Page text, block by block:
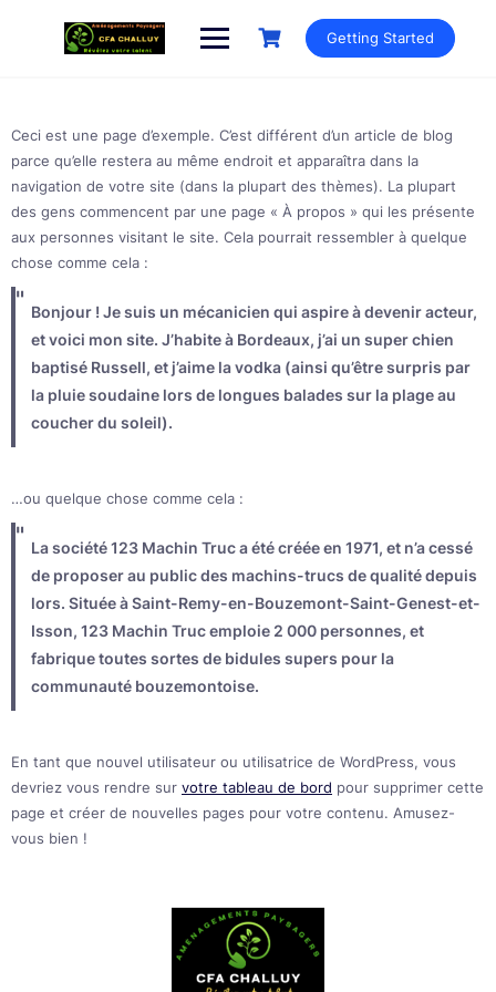
Getting Started
Ceci est une page d’exemple. C’est différent d’un article de blog
parce qu’elle restera au même endroit et apparaîtra dans la
navigation de votre site (dans la plupart des thèmes). La plupart
des gens commencent par une page « À propos » qui les présente
aux personnes visitant le site. Cela pourrait ressembler à quelque
chose comme cela :
Bonjour ! Je suis un mécanicien qui aspire à devenir acteur,
et voici mon site. J’habite à Bordeaux, j’ai un super chien
baptisé Russell, et j’aime la vodka (ainsi qu’être surpris par
la pluie soudaine lors de longues balades sur la plage au
coucher du soleil).
…ou quelque chose comme cela :
La société 123 Machin Truc a été créée en 1971, et n’a cessé
de proposer au public des machins-trucs de qualité depuis
lors. Située à Saint-Remy-en-Bouzemont-Saint-Genest-et-
Isson, 123 Machin Truc emploie 2 000 personnes, et
fabrique toutes sortes de bidules supers pour la
communauté bouzemontoise.
En tant que nouvel utilisateur ou utilisatrice de WordPress, vous
devriez vous rendre sur votre tableau de bord pour supprimer cette
page et créer de nouvelles pages pour votre contenu. Amusez-
vous bien !